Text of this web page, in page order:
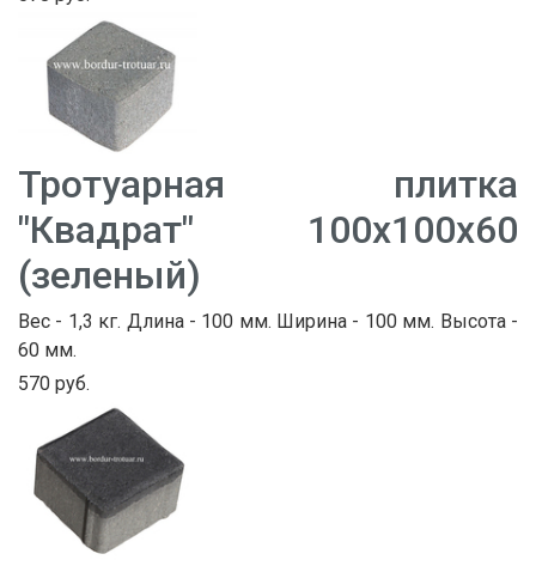
Тротуарная плитка
"Квадрат" 100х100х60
(зеленый)
Вес - 1,3 кг. Длина - 100 мм. Ширина - 100 мм. Высота -
60 мм.
570 руб.